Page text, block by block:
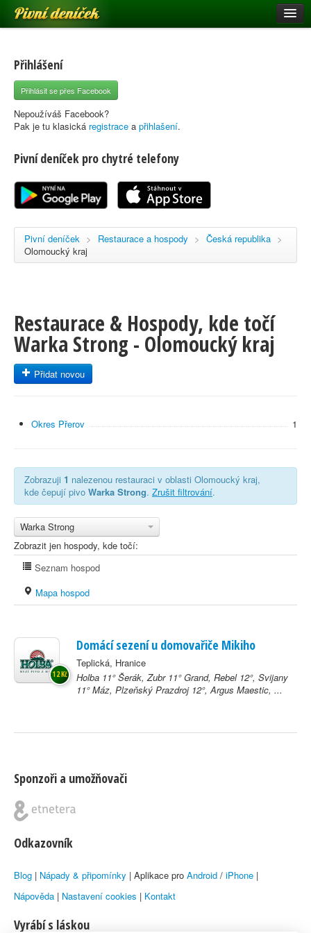
Pivní deníček
Pivní mapa
Pivní značky
Nápověda
Registrace
Přihlášení
Přihlásit se přes Facebook
Nepoužíváš Facebook?
Pak je tu klasická registrace a přihlašení.
Pivní deníček pro chytré telefony
Pivní deníček > Restaurace a hospody > Česká republika >
Olomoucký kraj
Restaurace & Hospody, kde točí
Warka Strong - Olomoucký kraj
Přidat novou
Okres Přerov 1
Zobrazuji 1 nalezenou restauraci v oblasti Olomoucký kraj,
kde čepují pivo Warka Strong. Zrušit filtrování.
Warka Strong
Zobrazit jen hospody, kde točí:
Seznam hospod
Mapa hospod
Domácí sezení u domovařiče Mikiho
Teplická, Hranice
Holba 11° Šerák, Zubr 11° Grand, Rebel 12°, Svijany
11° Máz, Plzeňský Prazdroj 12°, Argus Maestic, ...
12 Kč
Sponzoři a umožňovači
Odkazovník
Blog | Nápady & připomínky | Aplikace pro Android / iPhone |
Nápověda | Nastavení cookies | Kontakt
Vyrábí s láskou